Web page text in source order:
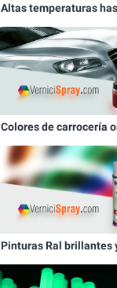
Altas temperaturas
Colores de carrocería
Pinturas Ral brillantes